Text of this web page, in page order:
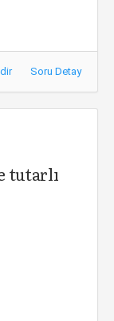
Soru Detay
tutarlı